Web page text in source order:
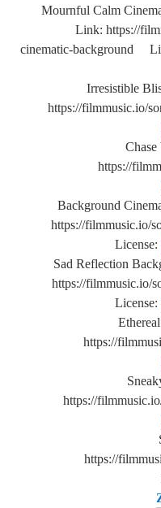
Mournful Calm
Link: https://
cinematic-background
Irresistible
https://filmmusic.io/
https://
Background
https://filmmusic.io/
License:
Sad Reflection
https://filmmusic.io/
License:
https://
https://
https://